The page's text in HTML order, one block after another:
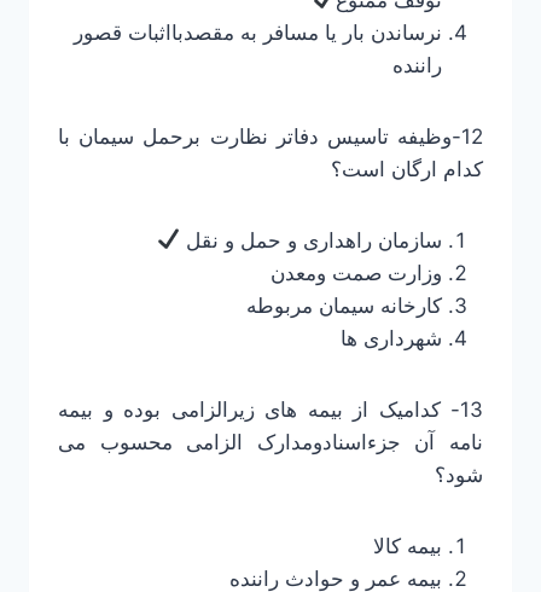
نرساندن بار یا مسافر به مقصدبااثبات قصور
راننده
12-وظیفه تاسیس دفاتر نظارت برحمل سیمان با
کدام ارگان است؟
سازمان راهداری و حمل و نقل
وزارت صمت ومعدن
کارخانه سیمان مربوطه
شهرداری ها
13- کدامیک از بیمه های زیرالزامی بوده و بیمه
نامه آن جزءاسنادومدارک الزامی محسوب می
شود؟
بیمه کالا
بیمه عمر و حوادث راننده